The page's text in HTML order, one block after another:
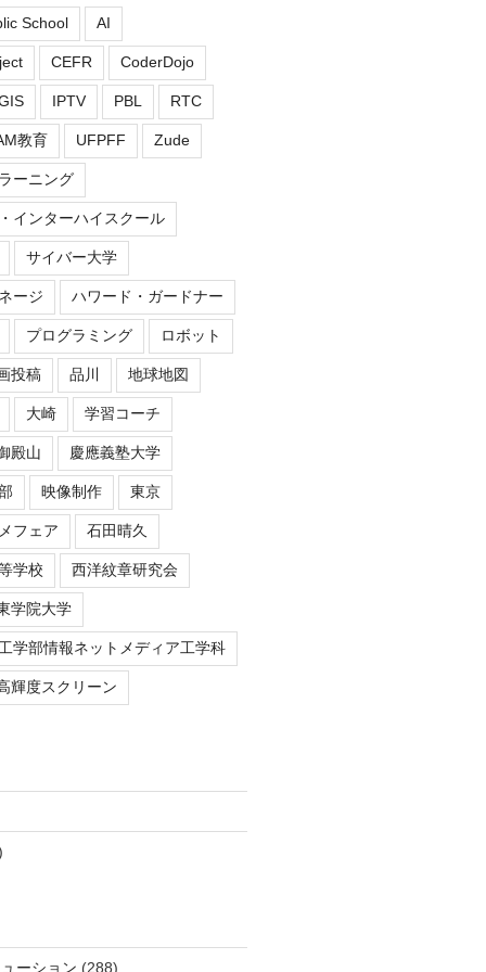
School AI
CEFR CoderDojo
IPTV PBL RTC
教育 UFPFF Zude
ーニング
インターハイスクール
サイバー大学
ージ ハワード・ガードナー
プログラミング ロボット
投稿 品川 地球地図
大崎 学習コーチ
殿山 慶應義塾大学
映像制作 東京
フェア 石田晴久
学校 西洋紋章研究会
学院大学
学部情報ネットメディア工学科
輝度スクリーン
ーション (288)